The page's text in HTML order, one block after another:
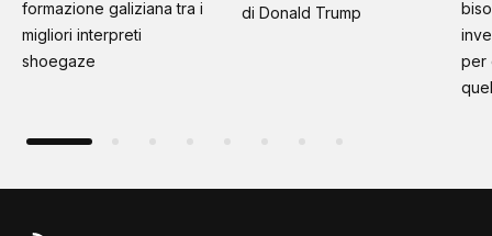
formazione galiziana tra i
migliori interpreti
shoegaze
di Donald Trump
per